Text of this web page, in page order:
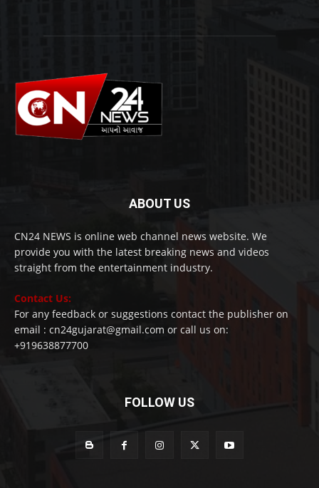
ABOUT US
CN24 NEWS is online web channel news website. We
provide you with the latest breaking news and videos
straight from the entertainment industry.
Contact Us:
For any feedback or suggestions contact the publisher on
email : cn24gujarat@gmail.com or call us on:
+919638877700
FOLLOW US